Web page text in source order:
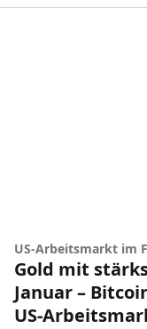
US-Arbeitsmarkt im
Gold mit
Januar –
US-